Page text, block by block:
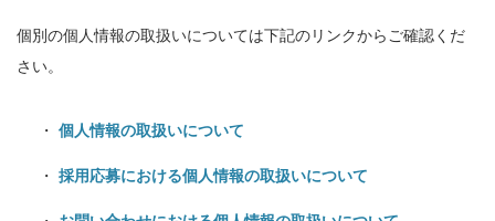
個別の個人情報の取扱いについては下記のリンクからご確認くだ
さい。
個人情報の取扱いについて
採用応募における個人情報の取扱いについて